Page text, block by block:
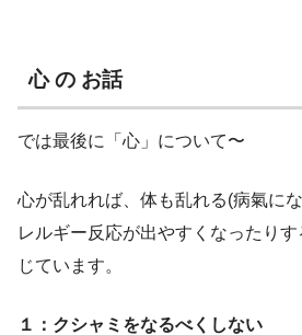
心 の お話
では最後に「心」について〜
心が乱れれば、体も乱れる(病氣に
レルギー反応が出やすくなったり
じています。
１：クシャミをなるべくしない